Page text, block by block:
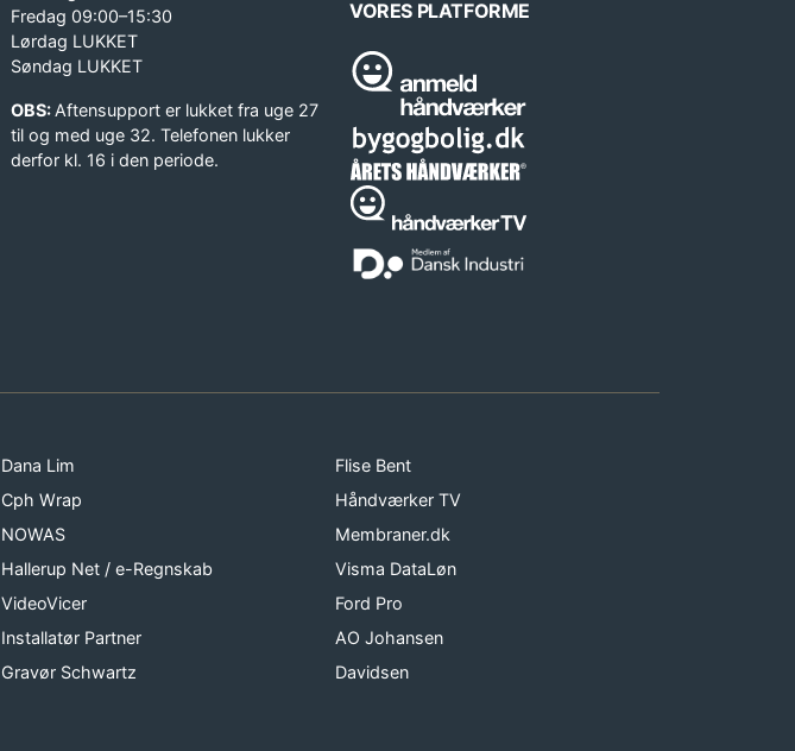
Fredag 09:00–15:30
Lørdag LUKKET
Søndag LUKKET
OBS: Aftensupport er lukket fra uge 27
til og med uge 32. Telefonen lukker
derfor kl. 16 i den periode.
VORES PLATFORME
Dana Lim
Flise Bent
Cph Wrap
Håndværker TV
NOWAS
Membraner.dk
Hallerup Net / e-Regnskab
Visma DataLøn
VideoVicer
Ford Pro
Installatør Partner
AO Johansen
Gravør Schwartz Davidsen